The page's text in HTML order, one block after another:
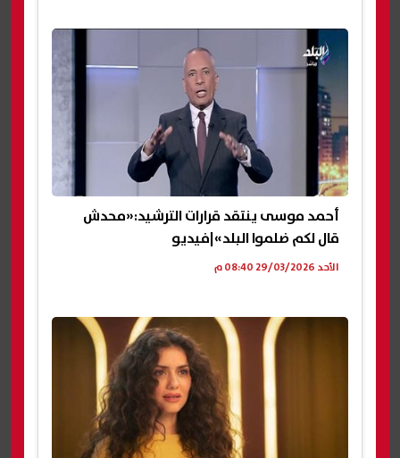
أحمد موسى ينتقد قرارات الترشيد:«محدش
قال لكم ضلموا البلد»|فيديو
الأحد 29/03/2026 08:40 م